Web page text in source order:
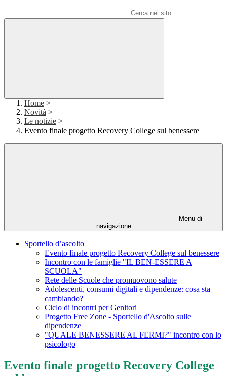
Home >
Novità >
Le notizie >
Evento finale progetto Recovery College sul benessere
Menu di
navigazione
Sportello d’ascolto
Evento finale progetto Recovery College sul benessere
Incontro con le famiglie "IL BEN-ESSERE A
SCUOLA"
Rete delle Scuole che promuovono salute
Adolescenti, consumi digitali e dipendenze: cosa sta
cambiando?
Ciclo di incontri per Genitori
Progetto Free Zone - Sportello d'Ascolto sulle
dipendenze
"QUALE BENESSERE AL FERMI?" incontro con lo
psicologo
Evento finale progetto Recovery College